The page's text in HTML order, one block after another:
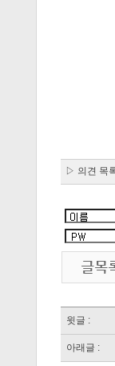
▷ 의견 목
윗글 :
아래글 :